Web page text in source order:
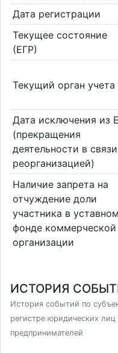
Дата регистрации
Текущее состояние
(ЕГР)
Текущий орган учета
Дата исключения из
(прекращения
деятельности в
реорганизацией)
Наличие запрета на
отчуждение доли
участника в уставном
фонде коммерческой
организации
ИСТОРИЯ
История событий по
регистре юридических
предпринимателей